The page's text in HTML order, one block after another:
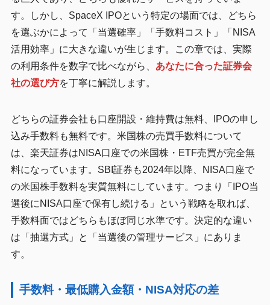
す。しかし、SpaceX IPOという特定の場面では、どちら
を選ぶかによって「当選確率」「手数料コスト」「NISA
活用効率」に大きな違いが生じます。この章では、実際
の利用条件を数字で比べながら、 あなたに合った証券会
社の選び方を丁寧に解説します。
どちらの証券会社も口座開設・維持費は無料、IPOの申し
込み手数料も無料です。米国株の売買手数料について
は、楽天証券はNISA口座での米国株・ETF売買が完全無
料になっています。SBI証券も2024年以降、NISA口座で
の米国株手数料を実質無料にしています。つまり「IPO当
選後にNISA口座で保有し続ける」という戦略を取れば、
手数料面ではどちらもほぼ同じ水準です。決定的な違い
は「抽選方式」と「当選後の管理サービス」にありま
す。
手数料・最低購入金額・NISA対応の差